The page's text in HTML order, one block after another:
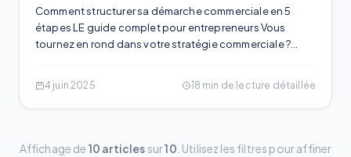
Comment structurer sa démarche commerciale en 5
étapes LE guide complet pour entrepreneurs Vous
tournez en rond dans votre stratégie commerciale ?
commerciale de A à Z. Après avoir accompagné plus de
5
4 juin 2025 18 min de lecture détaillée
Affichage de 10 articles sur10 Utilisez les filtres pour affiner